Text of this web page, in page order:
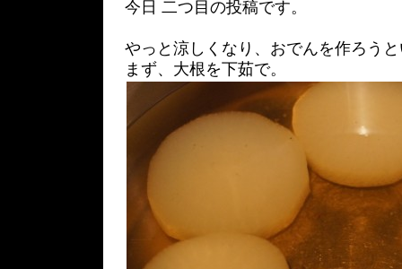
今日 二つ目の投稿です。
やっと涼しくなり、おでんを作ろう
まず、大根を下茹で。